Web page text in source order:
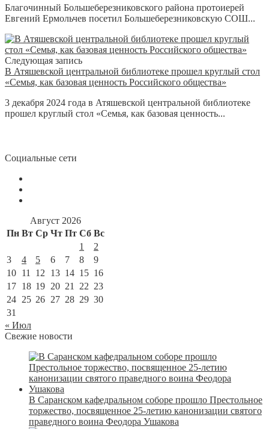
Благочинный Большеберезниковского района протоиерей
Евгений Ермольчев посетил Большеберезниковскую СОШ...
Следующая запись
В Атяшевской центральной библиотеке прошел круглый стол
«Семья, как базовая ценность Российского общества»
3 декабря 2024 года в Атяшевской центральной библиотеке
прошел круглый стол «Семья, как базовая ценность...
Социальные сети
Август 2026
Пн Вт Ср Чт Пт Сб Вс
1
2
3
4 5 6 7 8
9
10 11 12 13 14 15 16
17 18 19 20 21 22 23
24 25 26 27 28 29 30
31
« Июл
Свежие новости
В Саранском кафедральном соборе прошло Престольное
торжество, посвященное 25-летию канонизации святого
праведного воина Феодора Ушакова